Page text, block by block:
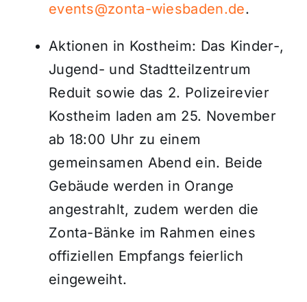
events@zonta-wiesbaden.de.
Aktionen in Kostheim: Das Kinder-,
Jugend- und Stadtteilzentrum
Reduit sowie das 2. Polizeirevier
Kostheim laden am 25. November
ab 18:00 Uhr zu einem
gemeinsamen Abend ein. Beide
Gebäude werden in Orange
angestrahlt, zudem werden die
Zonta-Bänke im Rahmen eines
offiziellen Empfangs feierlich
eingeweiht.